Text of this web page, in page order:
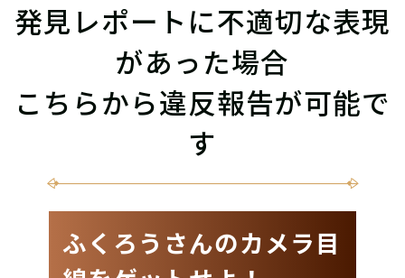
発見レポートに不適切な表現
があった場合
こちらから違反報告が可能で
す
ふくろうさんのカメラ目